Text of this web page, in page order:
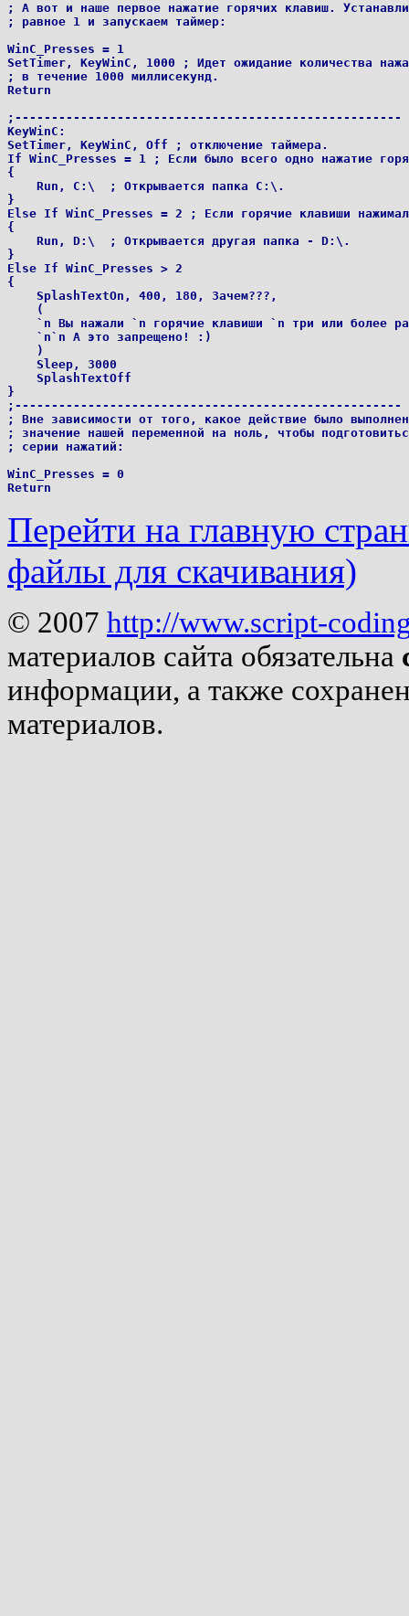
; А вот и наше первое нажатие горячих клавиш.
; равное 1 и запускаем таймер:
WinC_Presses = 1
SetTimer, KeyWinC, 1000 ; Идет ожидание количества
; в течение 1000 миллисекунд.
Return
;-----------------------------------------------------
KeyWinC:
SetTimer, KeyWinC, Off ; отключение таймера.
If WinC_Presses = 1 ; Если было всего одно нажатие
{
    Run, C:\  ; Открывается папка C:\.
}
Else If WinC_Presses = 2 ; Если горячие клавиши
{
    Run, D:\  ; Открывается другая папка - D:\.
}
Else If WinC_Presses > 2
{
    SplashTextOn, 400, 180, Зачем???,
    (
`n Вы нажали `n горячие клавиши `n три или более
    `n`n А это запрещено! :)
    )
    Sleep, 3000
    SplashTextOff
}
;-----------------------------------------------------
; Вне зависимости от того, какое действие было
; значение нашей переменной на ноль, чтобы
; серии нажатий:
WinC_Presses = 0
Перейти на главную
файлы для скачивания)
© 2007 http://www.script-
материалов сайта обязательна
информации, а также
материалов.